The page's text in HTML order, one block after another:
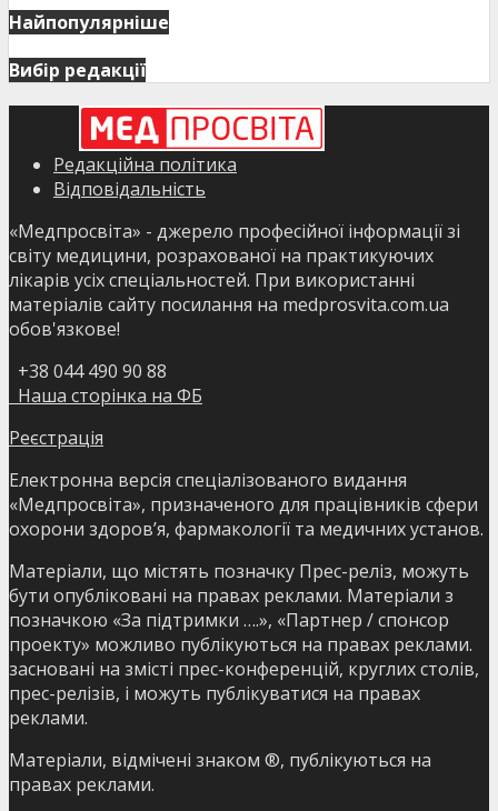
Найпопулярніше
Вибір редакції
Редакційна політика
Відповідальність
«Медпросвіта» - джерело професійної інформації зі
світу медицини, розрахованої на практикуючих
лікарів усіх спеціальностей. При використанні
матеріалів сайту посилання на medprosvita.com.ua
обов'язкове!
+38 044 490 90 88
Наша сторінка на ФБ
Реєстрація
Електронна версія спеціалізованого видання
«Медпросвіта», призначеного для працівників сфери
охорони здоров’я, фармакології та медичних установ.
Матеріали, що містять позначку Прес-реліз, можуть
бути опубліковані на правах реклами. Матеріали з
позначкою «За підтримки ….», «Партнер / спонсор
проекту» можливо публікуються на правах реклами.
засновані на змісті прес-конференцій, круглих столів,
прес-релізів, і можуть публікуватися на правах
реклами.
Матеріали, відмічені знаком ®, публікуються на
правах реклами.